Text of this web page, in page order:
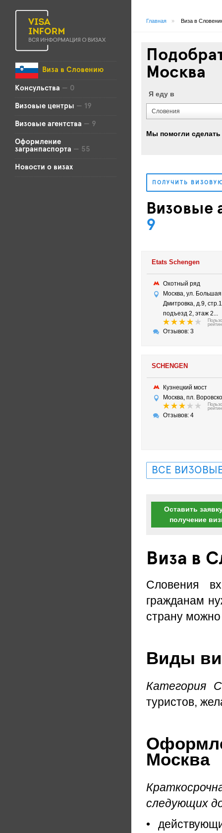
Виза в Словению
Консульства — 0
Визовые центры — 19
Визовые агентства — 9
Оформление
загранпаспорта — 55
Новости о визах
Главная » Виза в
Москва
Я еду в
Словения
Мы помогли
ПОЛУЧИТЬ
Визовые
9
Etats Schengen
Охотный ряд
Москва, ул. Большая
Дмитровка, д.9,
подъезд 2, этаж 2...
Отзывов: 3
SCHENGEN
Кузнецкий мост
Москва, пл.
Отзывов: 4
ВСЕ
Оставить
получение
Виза в
Словения
гражданам
страну можно
Виды
Категория
туристов,
Москва
следующих
•